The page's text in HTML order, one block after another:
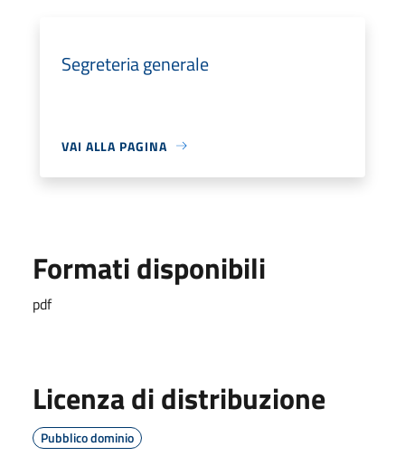
Segreteria generale
VAI ALLA PAGINA
Formati disponibili
pdf
Licenza di distribuzione
Pubblico dominio